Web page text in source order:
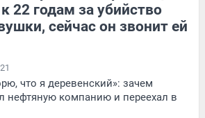
22 годам за убийство
сейчас он звонит ей
21
что я деревенский»: зачем
нефтяную компанию и переехал в